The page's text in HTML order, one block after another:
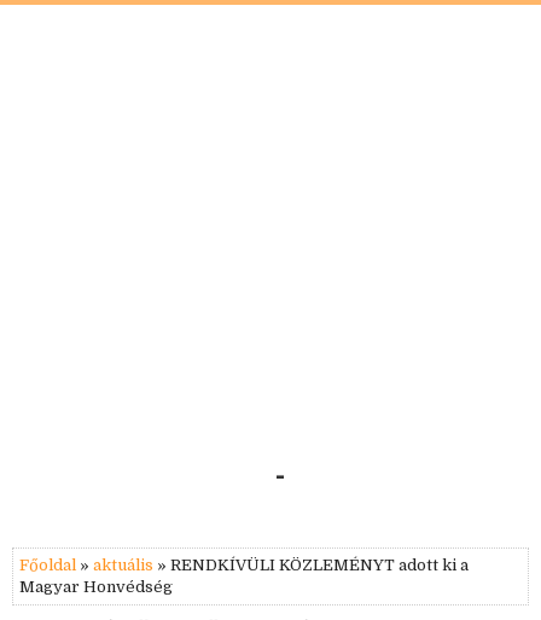
-
Főoldal » aktuális » RENDKÍVÜLI KÖZLEMÉNYT adott ki a
Magyar Honvédség